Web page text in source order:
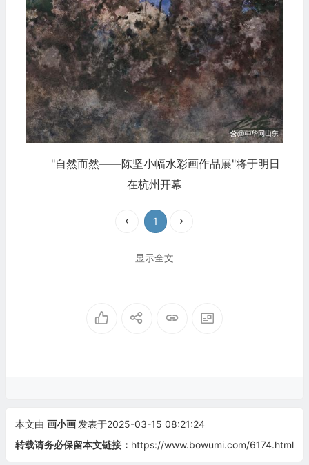
"自然而然——陈坚小幅水彩画作品展"将于明日
在杭州开幕
1
显示全文
本文由 画小画 发表于2025-03-15 08:21:24
转载请务必保留本文链接： https://www.bowumi.com/6174.html